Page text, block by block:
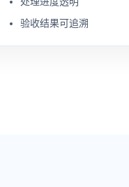
验收结果可追溯